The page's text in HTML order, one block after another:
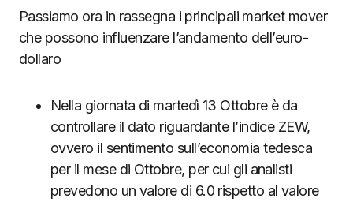
Passiamo ora in rassegna i principali market mover
che possono influenzare l’andamento dell’euro-
dollaro
Nella giornata di martedì 13 Ottobre è da
controllare il dato riguardante l’indice ZEW,
ovvero il sentimento sull’economia tedesca
per il mese di Ottobre, per cui gli analisti
prevedono un valore di 6.0 rispetto al valore